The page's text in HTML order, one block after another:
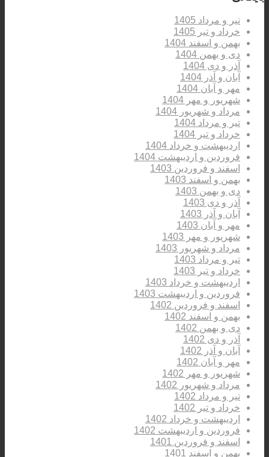
تیر و مرداد 1405
خرداد و تیر 1405
بهمن و اسفند 1404
دی و بهمن 1404
آذر و دی 1404
آبان و آذر 1404
مهر و آبان 1404
شهریور و مهر 1404
مرداد و شهریور 1404
تیر و مرداد 1404
خرداد و تیر 1404
اردیبهشت و خرداد 1404
فروردین و اردیبهشت 1404
اسفند و فروردین 1403
بهمن و اسفند 1403
دی و بهمن 1403
آذر و دی 1403
آبان و آذر 1403
مهر و آبان 1403
شهریور و مهر 1403
مرداد و شهریور 1403
تیر و مرداد 1403
خرداد و تیر 1403
اردیبهشت و خرداد 1403
فروردین و اردیبهشت 1403
اسفند و فروردین 1402
بهمن و اسفند 1402
دی و بهمن 1402
آذر و دی 1402
آبان و آذر 1402
مهر و آبان 1402
شهریور و مهر 1402
مرداد و شهریور 1402
تیر و مرداد 1402
خرداد و تیر 1402
اردیبهشت و خرداد 1402
فروردین و اردیبهشت 1402
اسفند و فروردین 1401
بهمن و اسفند 1401